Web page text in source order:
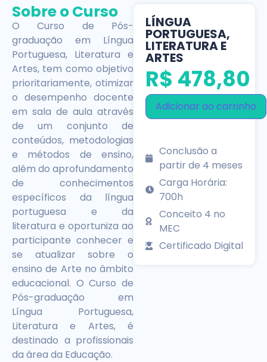
Sobre o Curso
O Curso de Pós-
graduação em Língua
Portuguesa, Literatura e
Artes, tem como objetivo
prioritariamente, otimizar
o desempenho docente
em sala de aula através
de um conjunto de
conteúdos, metodologias
e métodos de ensino,
além do aprofundamento
de conhecimentos
específicos da língua
portuguesa e da
literatura e oportuniza ao
participante conhecer e
se atualizar sobre o
ensino de Arte no âmbito
educacional. O Curso de
Pós-graduação em
Língua Portuguesa,
Literatura e Artes, é
destinado a profissionais
da área da Educação.
LÍNGUA
PORTUGUESA,
LITERATURA E
ARTES
R$ 478,80
Adicionar ao carrinho
Conclusão a
partir de 4 meses
Carga Horária:
700h
Conceito 4 no
MEC
Certificado Digital